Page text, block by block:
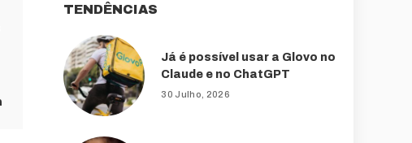
TENDÊNCIAS
Já é possível usar a Glovo no
Claude e no ChatGPT
30 Julho, 2026